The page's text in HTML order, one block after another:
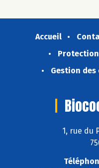
Accueil
Gestion des
1, rue du